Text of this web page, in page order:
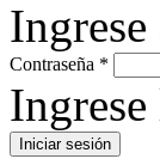
Contraseña *